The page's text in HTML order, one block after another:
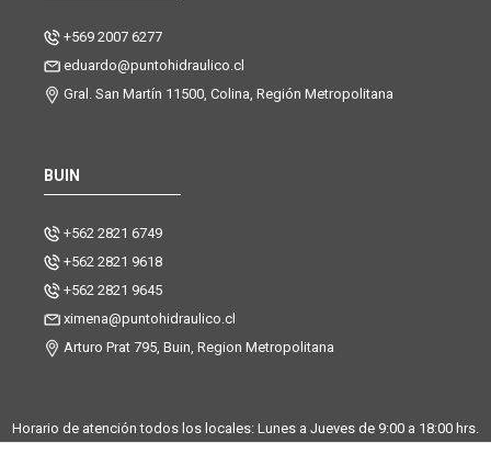
+569 2007 6277
eduardo@puntohidraulico.cl
Gral. San Martín 11500, Colina, Región Metropolitana
BUIN
+562 2821 6749
+562 2821 9618
+562 2821 9645
ximena@puntohidraulico.cl
Arturo Prat 795, Buin, Region Metropolitana
Horario de atención todos los locales: Lunes a Jueves de 9:00 a 18:00 hrs.